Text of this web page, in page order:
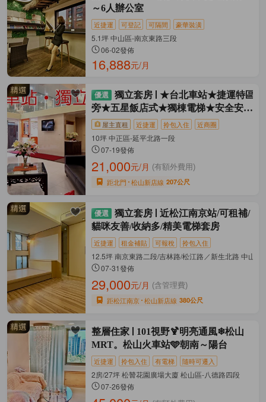
～6人辦公室
近捷運 可登記 可隔間 豪華裝潢
5.1坪 中山區-南京東路三段
06-02發佈
16,888元/月
獨立套房
★台北車站★捷運特區
旁★五星飯店式★獨棟電梯★安全安靜
乾淨★
屋主直租 近捷運 拎包入住 近商圈
10坪 中正區-延平北路一段
07-19發佈
21,000元/月 (有額外費用)
距北門 松山新店線 207公尺
獨立套房
近松江南京站/可租補/
貓咪友善/收納多/精美電梯套房
近捷運 租金補貼 可報稅 拎包入住
12.5坪 南京東路二段/吉林路/松江路／新生北路 中山區
07-31發佈
29,000元/月 (含管理費)
距松江南京 松山新店線 380公尺
整層住家
101視野🍹明亮通風❄松山
MRT。松山火車站🩵朝南～陽台
近捷運 拎包入住 有電梯 隨時可遷入
2房/27坪 松贊花園廣場大廈 松山區-八德路四段
07-26發佈